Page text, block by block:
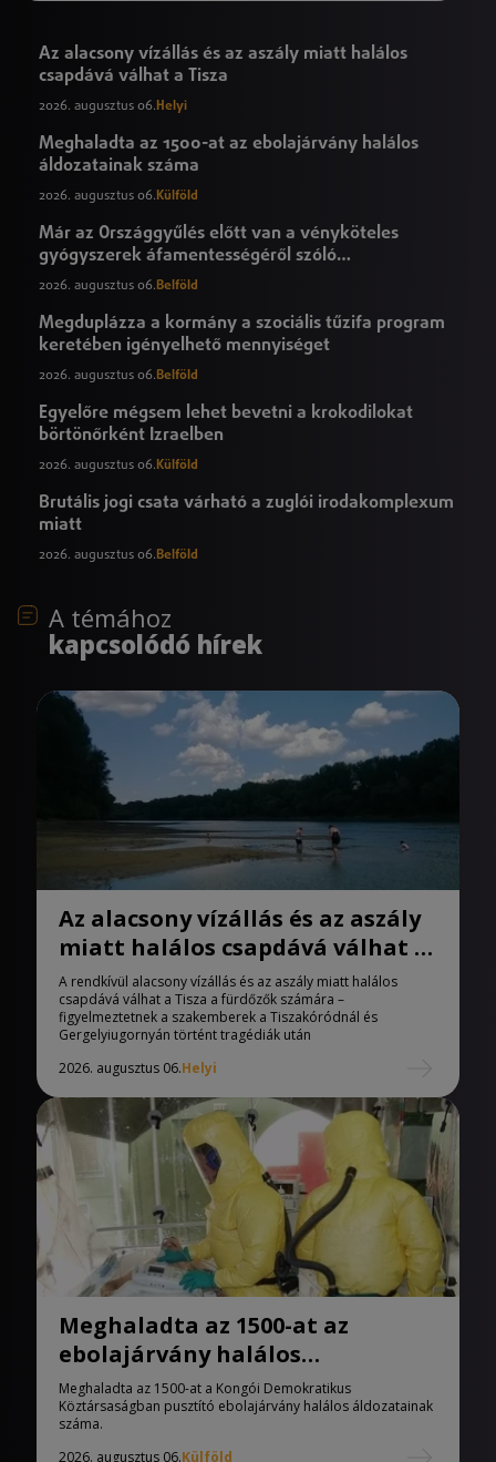
Az alacsony vízállás és az aszály miatt halálos
csapdává válhat a Tisza
2026. augusztus 06. Helyi
Meghaladta az 1500-at az ebolajárvány halálos
áldozatainak száma
2026. augusztus 06. Külföld
Már az Országgyűlés előtt van a vényköteles
gyógyszerek áfamentességéről szóló
törvényjavaslat
2026. augusztus 06.Belföld
Megduplázza a kormány a szociális tűzifa program
keretében igényelhető mennyiséget
2026. augusztus 06.Belföld
Egyelőre mégsem lehet bevetni a krokodilokat
börtönőrként Izraelben
2026. augusztus 06. Külföld
Brutális jogi csata várható a zuglói irodakomplexum
miatt
2026. augusztus 06.Belföld
A témához
kapcsolódó hírek
Az alacsony vízállás és az aszály
miatt halálos csapdává válhat a
Tisza
A rendkívül alacsony vízállás és az aszály miatt halálos
csapdává válhat a Tisza a fürdőzők számára –
figyelmeztetnek a szakemberek a Tiszakóródnál és
Gergelyiugornyán történt tragédiák után
2026. augusztus 06.Helyi
Meghaladta az 1500-at az
ebolajárvány halálos
áldozatainak száma
Meghaladta az 1500-at a Kongói Demokratikus
Köztársaságban pusztító ebolajárvány halálos áldozatainak
száma.
2026. augusztus 06.Külföld